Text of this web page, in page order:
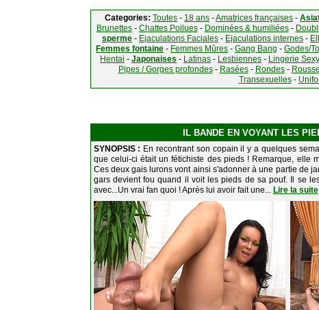
Categories: Toutes - 18 ans -Amatrices françaises -
Brunettes- Chattes Poilues- Dominées & humiliées-
sperme - Ejaculations Faciales - Ejaculations internes -
Femmes fontaine - Femmes Mûres - Gang Bang - Godes/
Hentai - Japonaises - Latinas - Lesbiennes - Lingerie Sexy
Pipes / Gorges profondes- Rasées- Rondes-
Transexuelles-
IL BANDE EN VOYANT LES
SYNOPSIS : En recontrant son copain il y a quelques
que celui-ci était un fétichiste des pieds ! Remarque, elle
Ces deux gais lurons vont ainsi s'adonner à une partie de
gars devient fou quand il voit les pieds de sa pouf. Il se
avec...Un vrai fan quoi ! Après lui avoir fait une... Lire la suite